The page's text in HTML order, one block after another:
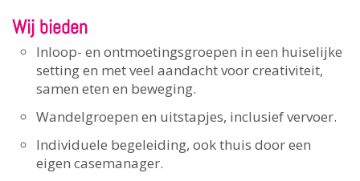
Wij bieden
Inloop- en ontmoetingsgroepen in een huiselijke
setting en met veel aandacht voor creativiteit,
samen eten en beweging.
Wandelgroepen en uitstapjes, inclusief vervoer.
Individuele begeleiding, ook thuis door een
eigen casemanager.